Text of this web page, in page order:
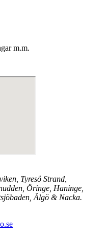
m.m.
Tyresö Strand,
Öringe, Haninge,
Älgö & Nacka.